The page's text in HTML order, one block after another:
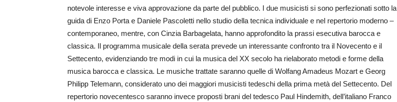
notevole interesse e viva approvazione da parte del pubblico. I due musicisti si sono perfezionati sotto la
guida di Enzo Porta e Daniele Pascoletti nello studio della tecnica individuale e nel repertorio moderno –
contemporaneo, mentre, con Cinzia Barbagelata, hanno approfondito la prassi esecutiva barocca e
classica. Il programma musicale della serata prevede un interessante confronto tra il Novecento e il
Settecento, evidenziando tre modi in cui la musica del XX secolo ha rielaborato metodi e forme della
musica barocca e classica. Le musiche trattate saranno quelle di Wolfang Amadeus Mozart e Georg
Philipp Telemann, considerato uno dei maggiori musicisti tedeschi della prima metà del Settecento. Del
repertorio novecentesco saranno invece proposti brani del tedesco Paul Hindemith, dell’italiano Franco